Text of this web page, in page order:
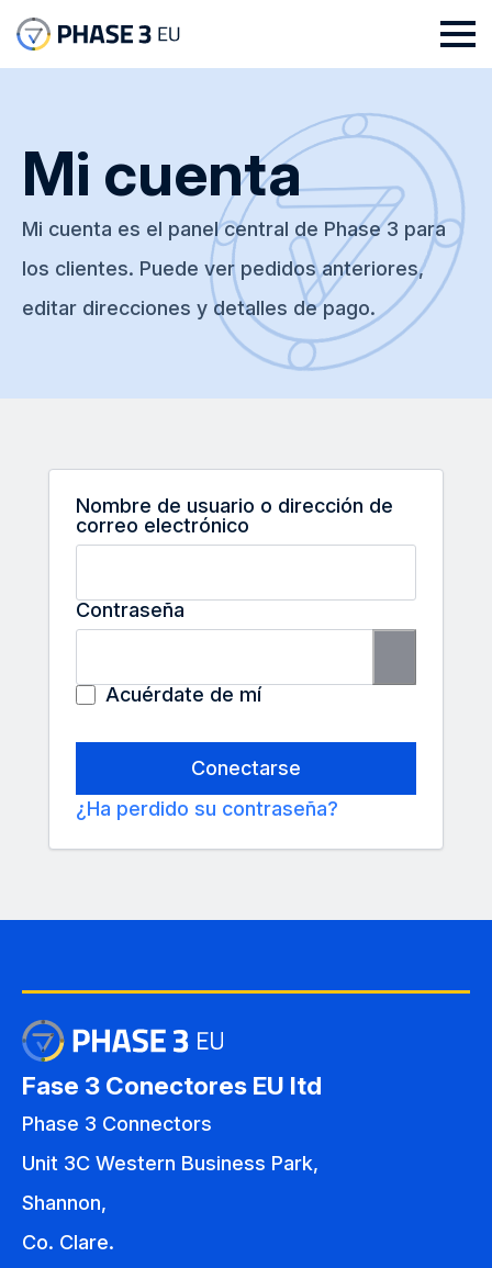
Mi cuenta
Mi cuenta es el panel central de Phase 3 para
los clientes. Puede ver pedidos anteriores,
editar direcciones y detalles de pago.
Nombre de usuario o dirección de
correo electrónico
Contraseña
Acuérdate de mí
Conectarse
¿Ha perdido su contraseña?
Fase 3 Conectores EU ltd
Phase 3 Connectors
Unit 3C Western Business Park,
Shannon,
Co. Clare.